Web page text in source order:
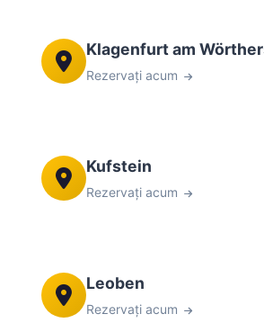
Klagenfurt am
Rezervați acum
Kufstein
Rezervați acum
Leoben
Rezervați acum